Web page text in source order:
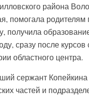
района
помогала
получила
сразу после
областного центра.
сержант
частей и